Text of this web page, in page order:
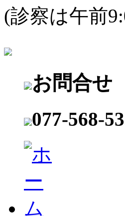
(診察は午前
お問合せ
077-568-